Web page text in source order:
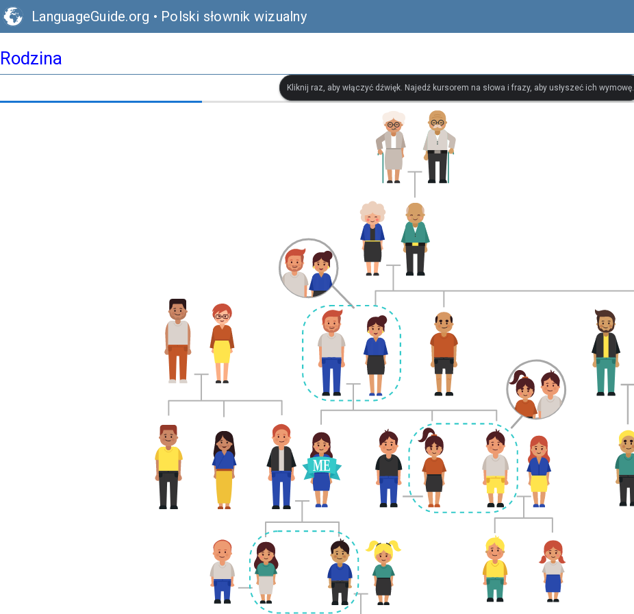
LanguageGuide.org • Polski słownik wizualny
Rodzina
Kliknij raz, aby włączyć dźwięk. Najedź kursorem na słowa i frazy, aby usłyszeć ich wymowę.